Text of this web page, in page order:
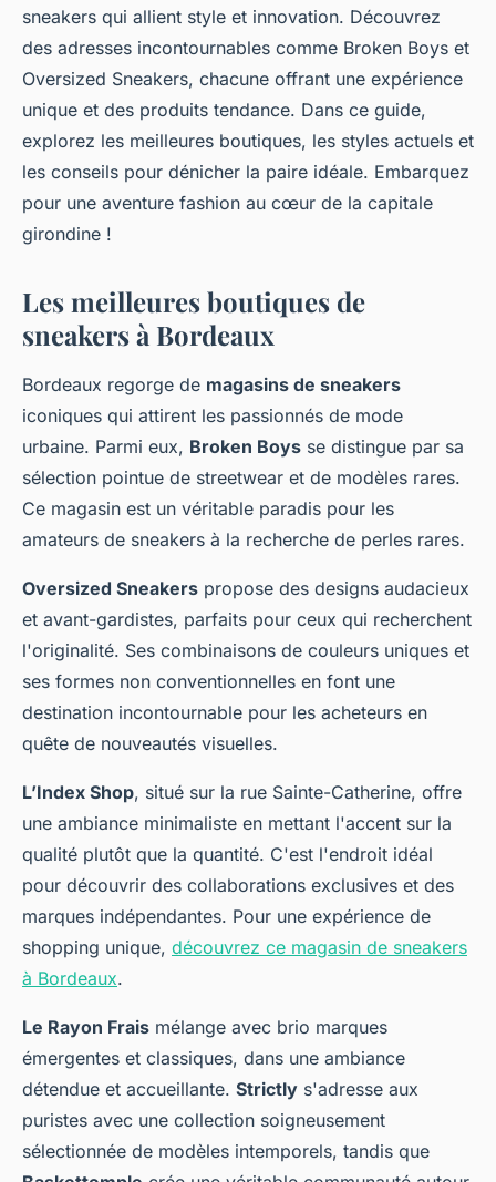
sneakers qui allient style et innovation. Découvrez
des adresses incontournables comme Broken Boys et
Oversized Sneakers, chacune offrant une expérience
unique et des produits tendance. Dans ce guide,
explorez les meilleures boutiques, les styles actuels et
les conseils pour dénicher la paire idéale. Embarquez
pour une aventure fashion au cœur de la capitale
girondine !
Les meilleures boutiques de
sneakers à Bordeaux
Bordeaux regorge de magasins de sneakers
iconiques qui attirent les passionnés de mode
urbaine. Parmi eux, Broken Boys se distingue par sa
sélection pointue de streetwear et de modèles rares.
Ce magasin est un véritable paradis pour les
amateurs de sneakers à la recherche de perles rares.
Oversized Sneakers propose des designs audacieux
et avant-gardistes, parfaits pour ceux qui recherchent
l'originalité. Ses combinaisons de couleurs uniques et
ses formes non conventionnelles en font une
destination incontournable pour les acheteurs en
quête de nouveautés visuelles.
L’Index Shop, situé sur la rue Sainte-Catherine, offre
une ambiance minimaliste en mettant l'accent sur la
qualité plutôt que la quantité. C'est l'endroit idéal
pour découvrir des collaborations exclusives et des
marques indépendantes. Pour une expérience de
shopping unique, découvrez ce magasin de sneakers
à Bordeaux.
Le Rayon Frais mélange avec brio marques
émergentes et classiques, dans une ambiance
détendue et accueillante. Strictly s'adresse aux
puristes avec une collection soigneusement
sélectionnée de modèles intemporels, tandis que